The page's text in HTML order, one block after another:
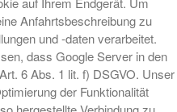
Anfahrtsbeschreibung zu
und -daten verarbeitet.
dass Google Server in den
6 Abs. 1 lit. f) DSGVO. Unser
der Funktionalität